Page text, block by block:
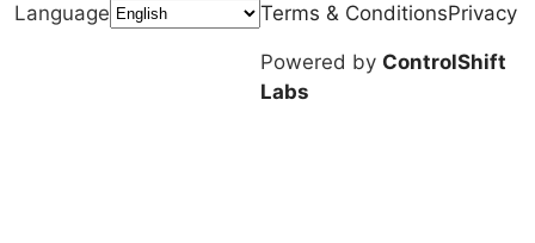
Language Terms & ConditionsPrivacy
Powered by ControlShift
Labs